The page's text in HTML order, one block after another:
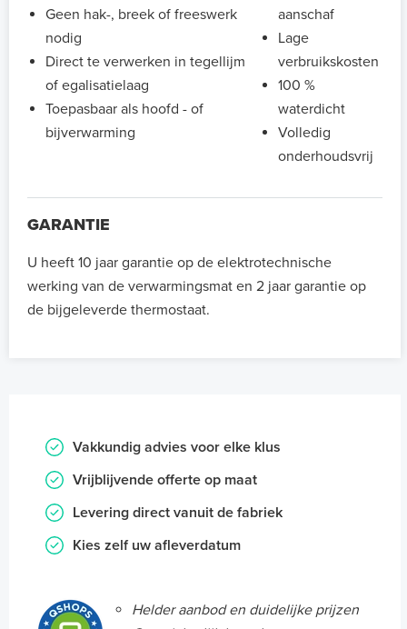
Geen hak-, breek of freeswerk
nodig
Direct te verwerken in tegellijm
of egalisatielaag
Toepasbaar als hoofd - of
bijverwarming
aanschaf
Lage
verbruikskosten
100 %
waterdicht
Volledig
onderhoudsvrij
GARANTIE
U heeft 10 jaar garantie op de elektrotechnische
werking van de verwarmingsmat en 2 jaar garantie op
de bijgeleverde thermostaat.
Vakkundig advies voor elke klus
Vrijblijvende offerte op maat
Levering direct vanuit de fabriek
Kies zelf uw afleverdatum
Helder aanbod en duidelijke prijzen